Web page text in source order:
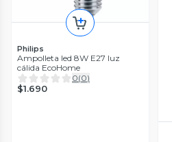
Philips
Ampolleta led 8W E27 luz
cálida EcoHome
0(0)
$1.690